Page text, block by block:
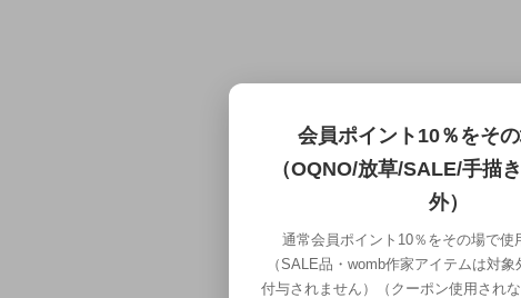
会員ポイント10％をその
（OQNO/放草/SALE/手描
外）
通常会員ポイント10％をその場で
（SALE品・womb作家アイテムは対
付与されません）（クーポン使用され